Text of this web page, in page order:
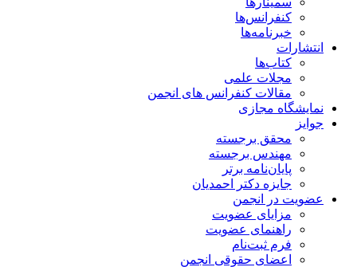
کنفرانس‌ها
خبرنامه‌ها
انتشارات
کتاب‌ها
مجلات علمی
مقالات کنفرانس های انجمن
نمایشگاه مجازی
جوایز
محقق برجسته
مهندس برجسته
پایان‌نامه برتر
جایزه دکتر احمدیان
عضویت در انجمن
مزایای عضویت
راهنمای عضویت
فرم ثبت‌نام
اعضای حقوقی انجمن